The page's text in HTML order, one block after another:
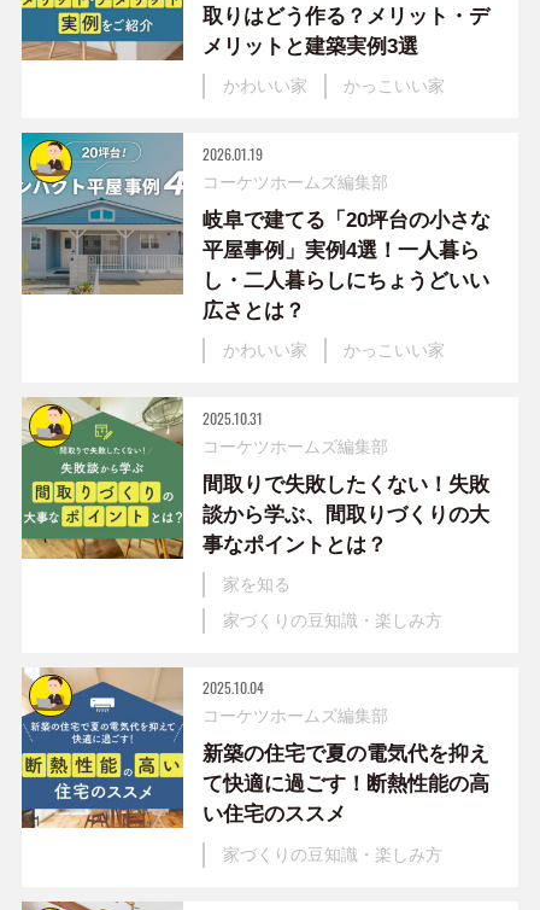
取りはどう作る？メリット・デ
メリットと建築実例3選
かわいい家 かっこいい家
2026.01.19
コーケツホームズ編集部
岐阜で建てる「20坪台の小さな
平屋事例」実例4選！一人暮ら
し・二人暮らしにちょうどいい
広さとは？
かわいい家 かっこいい家
2025.10.31
コーケツホームズ編集部
間取りで失敗したくない！失敗
談から学ぶ、間取りづくりの大
事なポイントとは？
家を知る
家づくりの豆知識・楽しみ方
2025.10.04
コーケツホームズ編集部
新築の住宅で夏の電気代を抑え
て快適に過ごす！断熱性能の高
い住宅のススメ
家づくりの豆知識・楽しみ方